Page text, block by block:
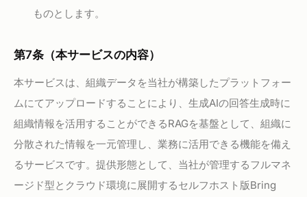
ものとします。
第7条（本サービスの内容）
本サービスは、組織データを当社が構築したプラットフォー
ムにてアップロードすることにより、生成AIの回答生成時に
組織情報を活用することができるRAGを基盤として、組織に
分散された情報を一元管理し、業務に活用できる機能を備え
るサービスです。提供形態として、当社が管理するフルマネ
ージド型とクラウド環境に展開するセルフホスト版Bring